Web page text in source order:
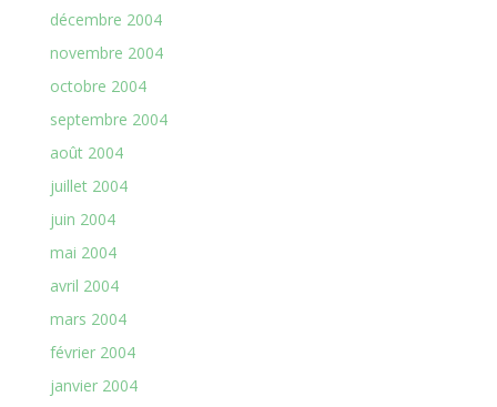
décembre 2004
novembre 2004
octobre 2004
septembre 2004
août 2004
juillet 2004
juin 2004
mai 2004
avril 2004
mars 2004
février 2004
janvier 2004